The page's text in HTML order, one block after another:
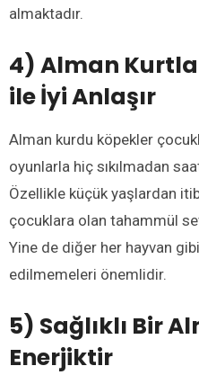
almaktadır.
4) Alman
ile İyi Anlaşır
Alman kurdu köpekler
oyunlarla hiç sıkılmadan
Özellikle küçük yaşlardan
çocuklara olan tahammül
Yine de diğer her hayvan
edilmemeleri önemlidir.
5) Sağlıklı Bir
Enerjiktir